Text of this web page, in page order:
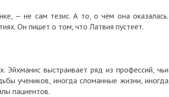
— не сам тезис. А то, о чём она оказалась.
Он пишет о том, что Латвия пустеет.
Эйхманис выстраивает ряд из профессий, чьи
учеников, иногда сломанные жизни, иногда
пациентов.